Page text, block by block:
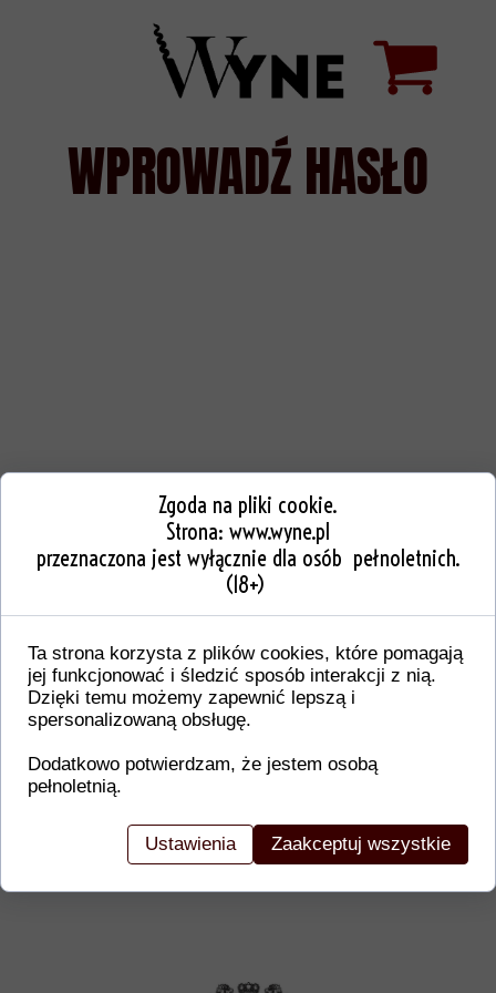
WPROWADŹ HASŁO
Nasze doświadczenie oraz dbałość o każdy
PREZENT, PREZENT DLA, PRIMITIVO,
GRAWER TRÓJMIASTO, WINO NA
Zgoda na pliki cookie.
Strona: www.wyne.pl
przeznaczona jest wyłącznie dla osób pełnoletnich.
(18+)
Ta strona korzysta z plików cookies, które pomagają
jej funkcjonować i śledzić sposób interakcji z nią.
Dzięki temu możemy zapewnić lepszą i
spersonalizowaną obsługę.
Dodatkowo potwierdzam, że jestem osobą
pełnoletnią.
Ustawienia Zaakceptuj wszystkie